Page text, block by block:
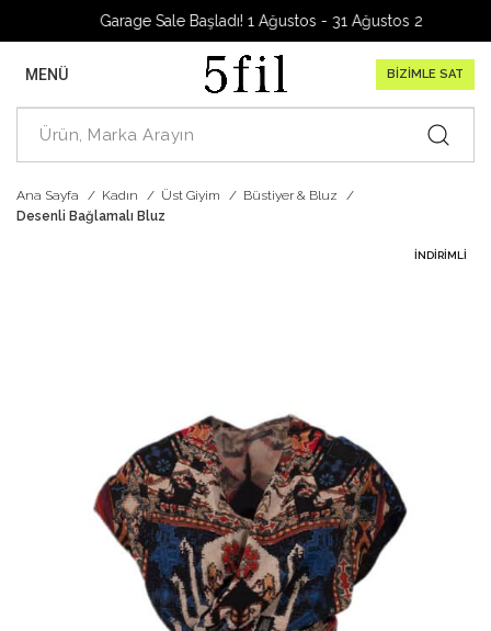
Garage Sale Başladı! 1 Ağustos - 31 Ağustos 2026
MENÜ BİZİMLE SAT
Ana Sayfa Kadın Üst Giyim
Büstiyer & Bluz
Desenli Bağlamalı Bluz
İNDIRIMLI